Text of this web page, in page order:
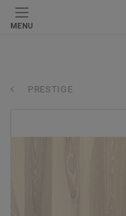
MENU
PRESTIGE